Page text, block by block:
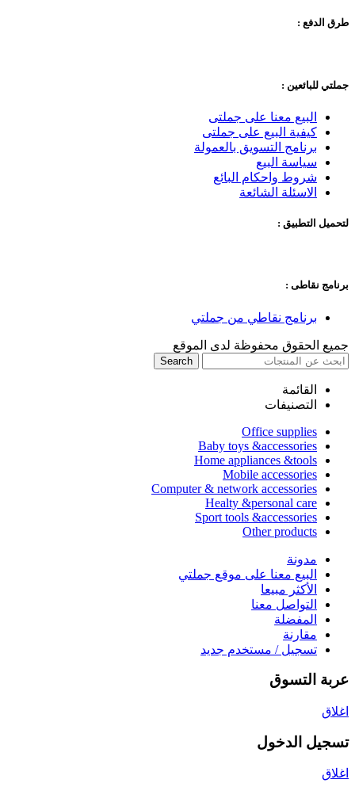
طرق الدفع :
جملتي للبائعين :
البيع معنا على جملتى
كيفية البيع على جملتى
برنامج التسويق بالعمولة
سياسة البيع
شروط واحكام البائع
الاسئلة الشائعة
لتحميل التطبيق :
برنامج نقاطى :
برنامج نقاطي من جملتي
جميع الحقوق محفوظة لدى الموقع
Search
القائمة
التصنيفات
Office supplies
Baby toys &accessories
Home appliances &tools
Mobile accessories
Computer & network accessories
Healty &personal care
Sport tools &accessories
Other products
مدونة
البيع معنا على موقع جملتي
الأكثر مبيعا
التواصل معنا
المفضلة
مقارنة
تسجيل / مستخدم جديد
عربة التسوق
اغلاق
تسجيل الدخول
اغلاق